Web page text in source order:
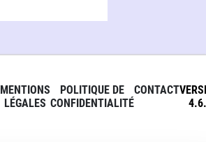
MENTIONS
LÉGALES
POLITIQUE DE
CONFIDENTIALITÉ
CONTACT